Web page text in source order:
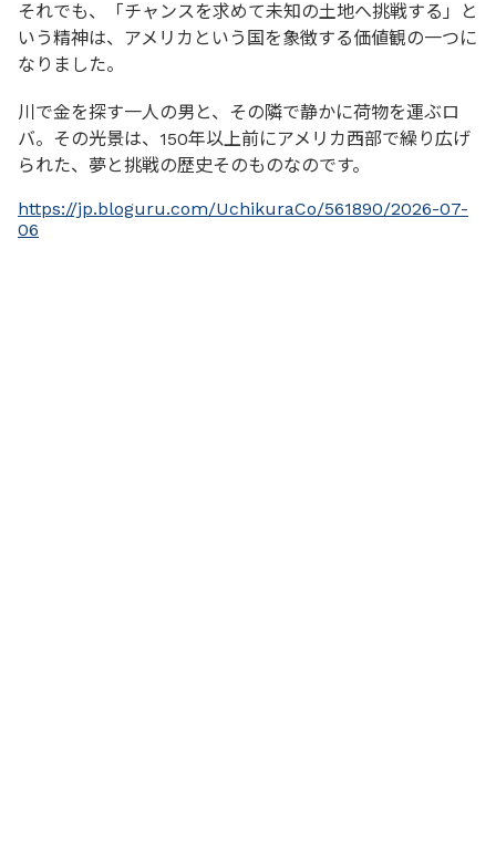
それでも、「チャンスを求めて未知の土地へ挑戦する」と
いう精神は、アメリカという国を象徴する価値観の一つに
なりました。
川で金を探す一人の男と、その隣で静かに荷物を運ぶロ
バ。その光景は、150年以上前にアメリカ西部で繰り広げ
られた、夢と挑戦の歴史そのものなのです。
https://jp.bloguru.com/UchikuraCo/561890/2026-07-
06